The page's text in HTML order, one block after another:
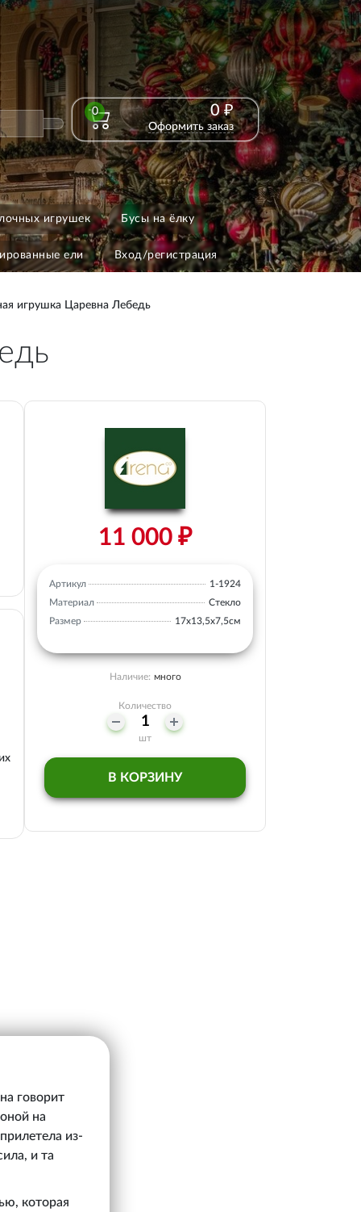
0 0 ₽
Оформить заказ
игрушек Бусы на ёлку
ели Вход/регистрация
игрушка Царевна Лебедь
11 000 ₽
Артикул
1-1924
Материал
Стекло
Размер
17х13,5х7,5см
Наличие: много
Количество
шт
В КОРЗИНУ
говорит
на
из-
и та
которая